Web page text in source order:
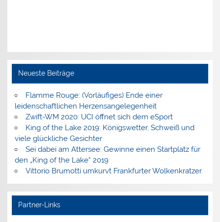
Neueste Beiträge
Flamme Rouge: (Vorläufiges) Ende einer
leidenschaftlichen Herzensangelegenheit
Zwift-WM 2020: UCI öffnet sich dem eSport
King of the Lake 2019: Königswetter, Schweiß und
viele glückliche Gesichter
Sei dabei am Attersee: Gewinne einen Startplatz für
den „King of the Lake“ 2019
Vittorio Brumotti umkurvt Frankfurter Wolkenkratzer
Partner-Links